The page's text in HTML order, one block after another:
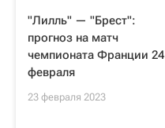
"Лилль" — "Брест":
прогноз на матч
чемпионата Франции 24
февраля
23 февраля 2023